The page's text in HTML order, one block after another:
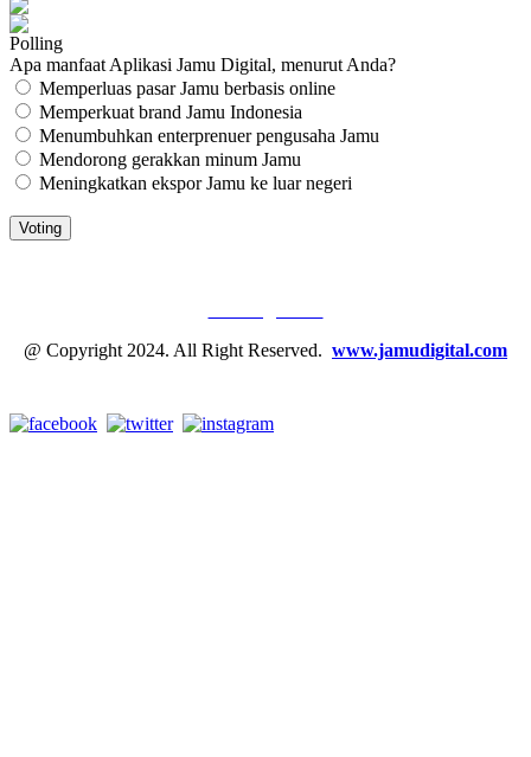
Polling
Apa manfaat Aplikasi Jamu Digital, menurut Anda?
Memperluas pasar Jamu berbasis online
Memperkuat brand Jamu Indonesia
Menumbuhkan enterprenuer pengusaha Jamu
Mendorong gerakkan minum Jamu
Meningkatkan ekspor Jamu ke luar negeri
@ Copyright 2024. All Right Reserved. www.jamudigital.com